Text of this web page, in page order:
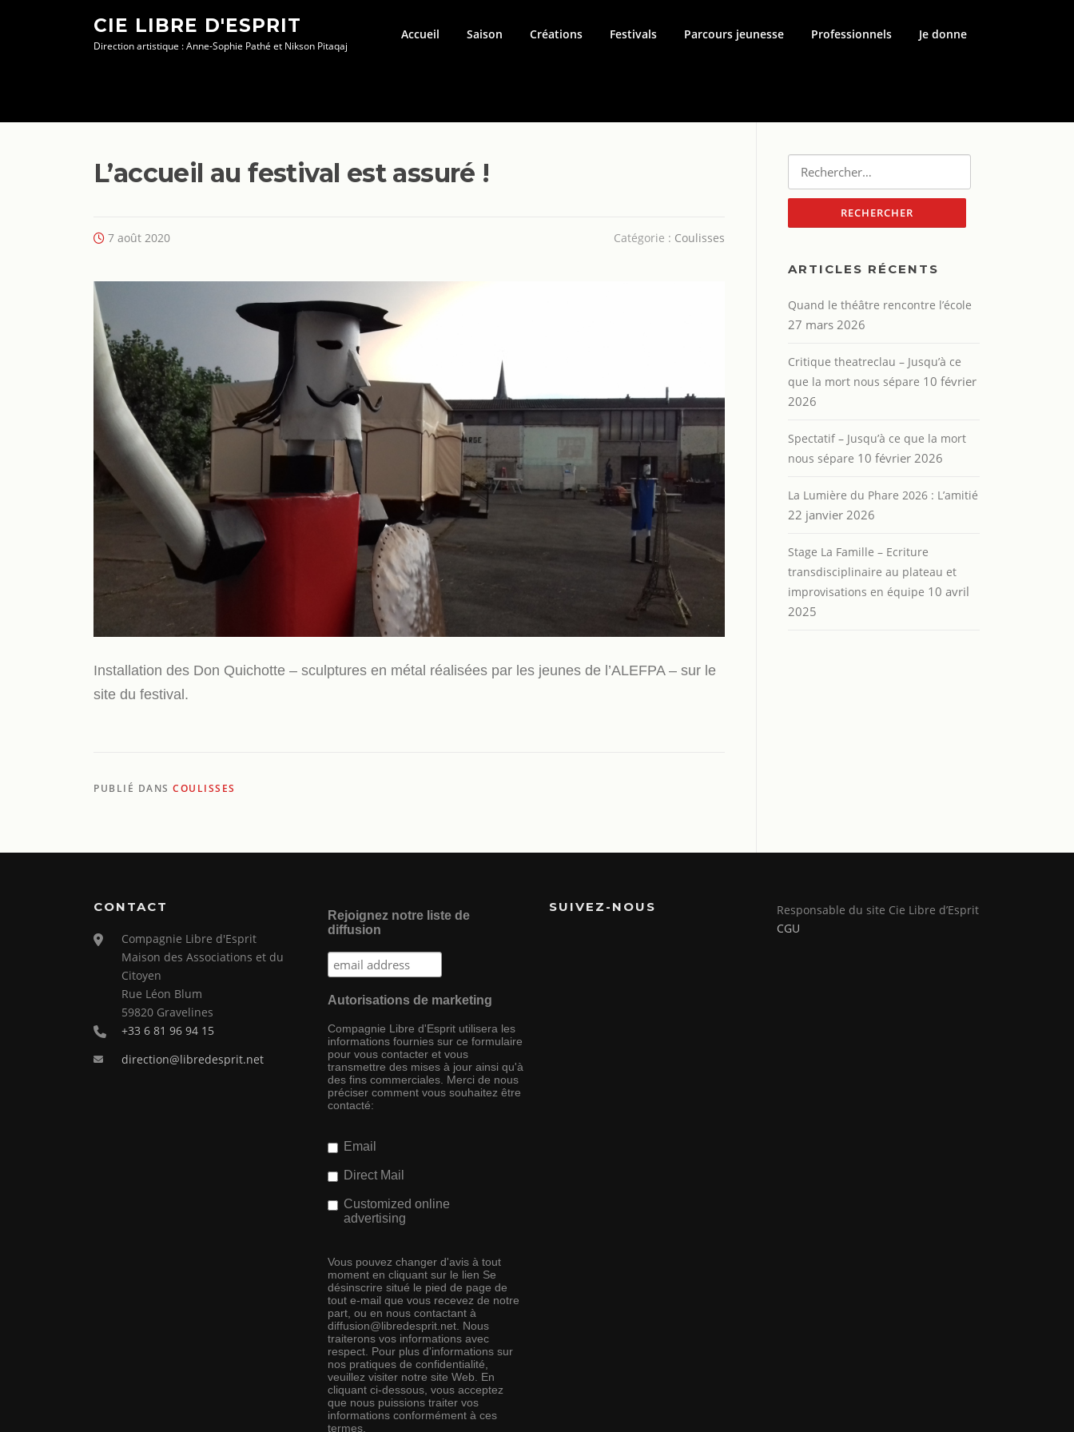
CIE LIBRE D'ESPRIT
Direction artistique : Anne-Sophie Pathé et Nikson Pitaqaj
Accueil Saison Créations Festivals Parcours jeunesse Professionnels Je donne
L’accueil au festival est assuré !
7 août 2020 Catégorie : Coulisses
Installation des Don Quichotte – sculptures en métal réalisées par les jeunes de l’ALEFPA – sur le
site du festival.
PUBLIÉ DANS COULISSES
Rechercher :
ARTICLES RÉCENTS
Quand le théâtre rencontre l’école
27 mars 2026
Critique theatreclau – Jusqu’à ce
que la mort nous sépare 10 février
2026
Spectatif – Jusqu’à ce que la mort
nous sépare 10 février 2026
La Lumière du Phare 2026 : L’amitié
22 janvier 2026
Stage La Famille – Ecriture
transdisciplinaire au plateau et
improvisations en équipe 10 avril
2025
CONTACT
Compagnie Libre d'Esprit
Maison des Associations et du
Citoyen
Rue Léon Blum
59820 Gravelines
+33 6 81 96 94 15
direction@libredesprit.net
Rejoignez notre liste de
diffusion
Autorisations de marketing
Compagnie Libre d'Esprit utilisera les
informations fournies sur ce formulaire
pour vous contacter et vous
transmettre des mises à jour ainsi qu'à
des fins commerciales. Merci de nous
préciser comment vous souhaitez être
contacté:
Email
Direct Mail
Customized online
advertising
Vous pouvez changer d'avis à tout
moment en cliquant sur le lien Se
désinscrire situé le pied de page de
tout e-mail que vous recevez de notre
part, ou en nous contactant à
diffusion@libredesprit.net. Nous
traiterons vos informations avec
respect. Pour plus d'informations sur
nos pratiques de confidentialité,
veuillez visiter notre site Web. En
cliquant ci-dessous, vous acceptez
que nous puissions traiter vos
informations conformément à ces
termes.
SUIVEZ-NOUS
Responsable du site Cie Libre d’Esprit
CGU